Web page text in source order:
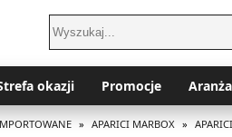
okazji Promocje
» APARICI MARBOX »